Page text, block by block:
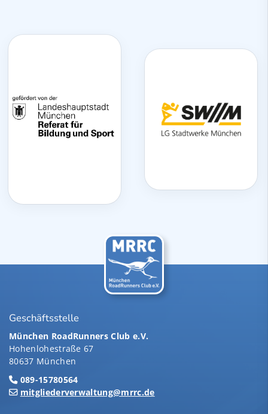
Geschäftsstelle
München RoadRunners Club e.V.
Hohenlohestraße 67
80637 München
089-15780564
mitgliederverwaltung@mrrc.de